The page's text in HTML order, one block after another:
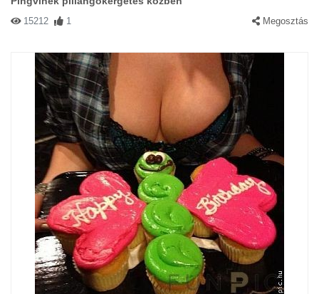
15212 1 Megosztás